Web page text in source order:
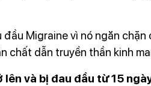
Migraine vì nó ngăn
chất dẫn truyền thần
và bị đau đầu từ 15